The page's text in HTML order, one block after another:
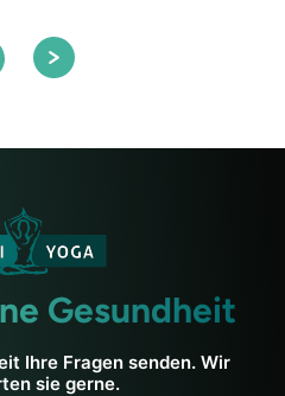
Gesundheit
Ihre Fragen senden. Wir
sie gerne.